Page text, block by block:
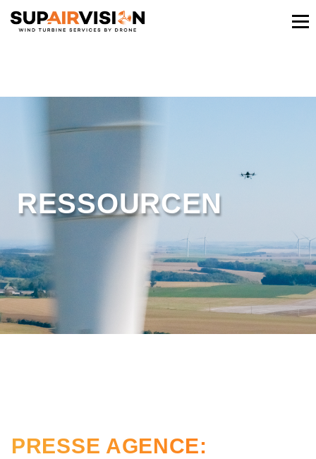
RESSOURCEN
PRESSE AGENCE: